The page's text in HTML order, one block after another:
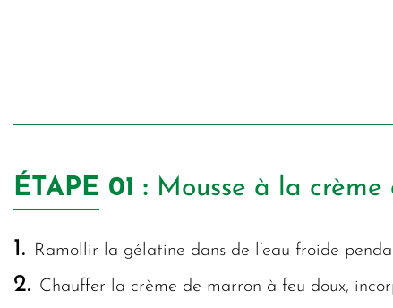
ÉTAPE 01 : Mousse à la crème
1. Ramollir la gélatine dans de l’eau froide
2. Chauffer la crème de marron à feu doux,